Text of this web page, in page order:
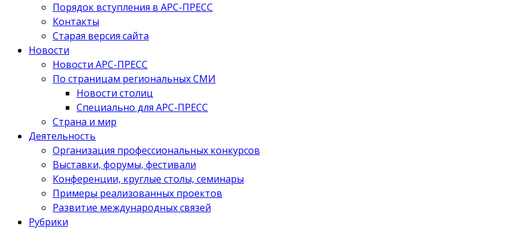
Порядок вступления в АРС-ПРЕСС
Контакты
Старая версия сайта
Новости
Новости АРС-ПРЕСС
По страницам региональных СМИ
Новости столиц
Специально для АРС-ПРЕСС
Страна и мир
Деятельность
Организация профессиональных конкурсов
Выставки, форумы, фестивали
Конференции, круглые столы, семинары
Примеры реализованных проектов
Развитие международных связей
Рубрики